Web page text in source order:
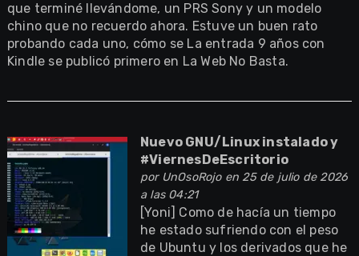
que terminé llevándome, un PRS Sony y un modelo
chino que no recuerdo ahora. Estuve un buen rato
probando cada uno, cómo se La entrada 9 años con
Kindle se publicó primero en La Web No Basta.
Nuevo GNU/Linux instalado y
#ViernesDeEscritorio
por UnOsoRojoen 25 de julio de 2026
a las 04:21
[Yoni] Como de hacía un tiempo
he estado sufriendo con el peso
de Ubuntu y los derivados que he